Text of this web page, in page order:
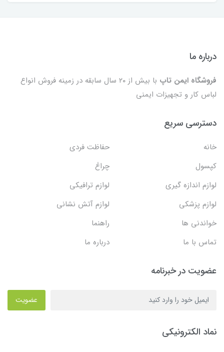
درباره ما
فروشگاه ایمن تاپ
با بیش از ۲۰ سال سابقه در زمینه فروش انواع
لباس کار و تجهیزات ایمنی
دسترسی سریع
خانه
حفاظت فردی
کپسول
چراغ
لوازم اندازه گیری
لوازم ترافیکی
لوازم پزشکی
لوازم آتش نشانی
خواندنی ها
راهنما
تماس با ما
درباره ما
عضویت در خبرنامه
عضویت
نماد الکترونیکی